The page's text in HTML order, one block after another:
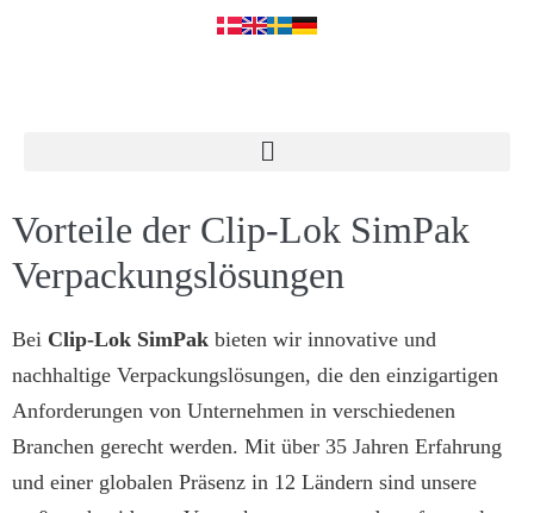
Vorteile der Clip-Lok SimPak
Verpackungslösungen
Bei Clip-Lok SimPak bieten wir innovative und
nachhaltige Verpackungslösungen, die den einzigartigen
Anforderungen von Unternehmen in verschiedenen
Branchen gerecht werden. Mit über 35 Jahren Erfahrung
und einer globalen Präsenz in 12 Ländern sind unsere